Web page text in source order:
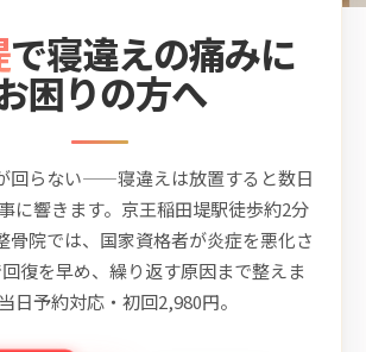
で寝違えの痛みに
困りの方へ
回らない——寝違えは放置すると数日
に響きます。京王稲田堤駅徒歩約2分
骨院では、国家資格者が炎症を悪化さ
復を早め、繰り返す原因まで整えま
日予約対応・初回2,980円。